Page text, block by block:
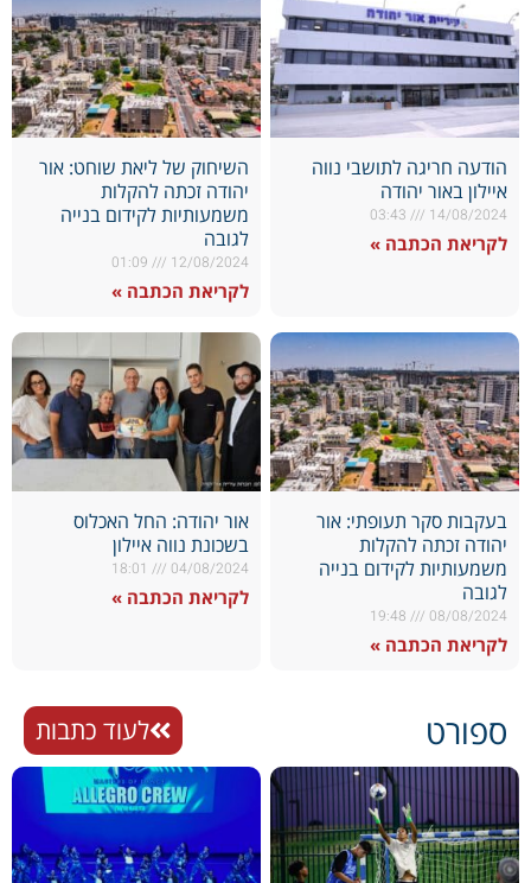
הודעה חריגה לתושבי נווה
איילון באור יהודה
14/08/2024
לקריאת הכתבה »
השיחוק של ליאת שוחט: אור
יהודה זכתה להקלות
משמעותיות לקידום בנייה
לגובה
12/08/2024
לקריאת הכתבה »
בעקבות סקר תעופתי: אור
יהודה זכתה להקלות
משמעותיות לקידום בנייה
לגובה
08/08/2024
לקריאת הכתבה »
אור יהודה: החל האכלוס
בשכונת נווה איילון
04/08/2024
לקריאת הכתבה »
ספורט לעוד כתבות